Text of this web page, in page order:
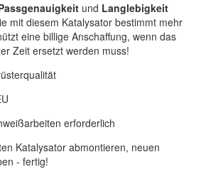
und Langlebigkeit
mit diesem Katalysator bestimmt mehr
eine billige Anschaffung, wenn das
Zeit ersetzt werden muss!
erforderlich
Katalysator abmontieren, neuen
- fertig!